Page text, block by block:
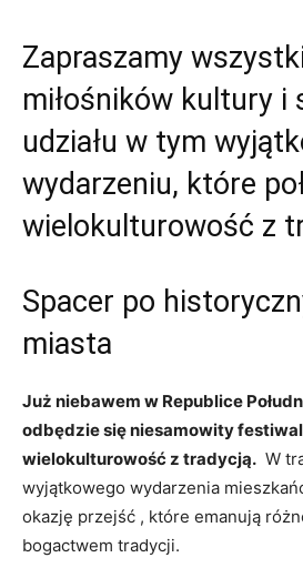
Zapraszamy
miłośników kultury i⁢
udziału ‍w tym
wydarzeniu, które
wielokulturowość z
Spacer⁤ po
miasta
Już ​niebawem‍ w Republice
odbędzie się niesamowity
wielokulturowość ⁢z tradycją.
W
wyjątkowego⁣ wydarzenia‍
okazję przejść​ , które emanują
bogactwem tradycji.